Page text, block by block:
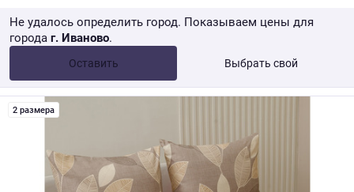
Не удалось определить город. Показываем цены для
города г. Иваново.
Оставить Выбрать свой
от 10 000 ₽ Розница → WB
2 размера